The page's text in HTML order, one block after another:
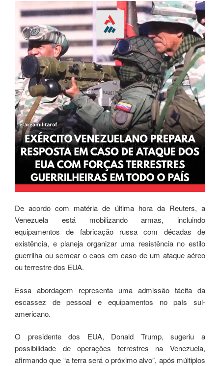
De acordo com matéria de última hora da Reuters, a
Venezuela está mobilizando armas, incluindo
equipamentos de fabricação russa com décadas de
existência, e planeja organizar uma resistência no estilo
guerrilha ou semear o caos em caso de um ataque aéreo
ou terrestre dos EUA.
Essa abordagem representa uma admissão tácita da
escassez de pessoal e equipamentos no país sul-
americano.
O presidente dos EUA, Donald Trump, sugeriu a
possibilidade de operações terrestres na Venezuela,
afirmando que “a terra será o próximo alvo”, após múltiplos